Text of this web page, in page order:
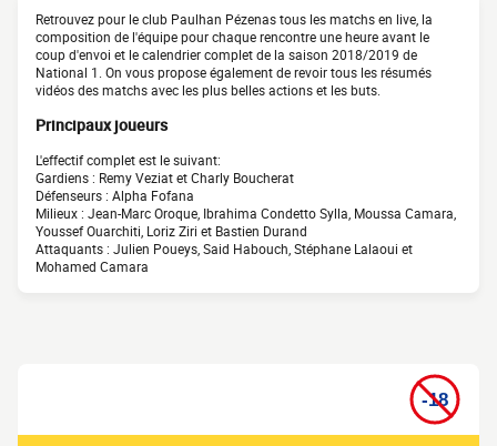
Retrouvez pour le club Paulhan Pézenas tous les matchs en live, la
composition de l'équipe pour chaque rencontre une heure avant le
coup d'envoi et le calendrier complet de la saison 2018/2019 de
National 1. On vous propose également de revoir tous les résumés
vidéos des matchs avec les plus belles actions et les buts.
Principaux joueurs
L'effectif complet est le suivant:
Gardiens : Remy Veziat et Charly Boucherat
Défenseurs : Alpha Fofana
Milieux : Jean-Marc Oroque, Ibrahima Condetto Sylla, Moussa Camara,
Youssef Ouarchiti, Loriz Ziri et Bastien Durand
Attaquants : Julien Poueys, Said Habouch, Stéphane Lalaoui et
Mohamed Camara